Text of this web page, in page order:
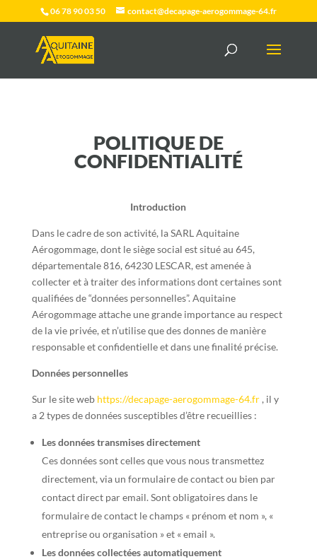
06 78 90 03 50 contact@decapage-aerogommage-64.fr
POLITIQUE DE
CONFIDENTIALITÉ
Introduction
Dans le cadre de son activité, la SARL Aquitaine
Aérogommage, dont le siège social est situé au 645,
départementale 816, 64230 LESCAR, est amenée à
collecter et à traiter des informations dont certaines sont
qualifiées de “données personnelles”. Aquitaine
Aérogommage attache une grande importance au respect
de la vie privée, et n’utilise que des donnes de manière
responsable et confidentielle et dans une finalité précise.
Données personnelles
Sur le site web https://decapage-aerogommage-64.fr, il y
a 2 types de données susceptibles d’être recueillies :
Les données transmises directement
Ces données sont celles que vous nous transmettez
directement, via un formulaire de contact ou bien par
contact direct par email. Sont obligatoires dans le
formulaire de contact le champs « prénom et nom », «
entreprise ou organisation » et « email ».
Les données collectées automatiquement